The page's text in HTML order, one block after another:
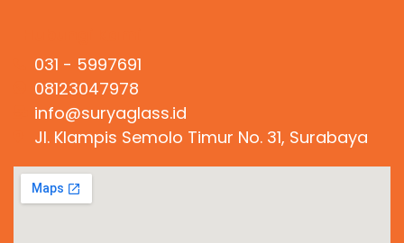
031 - 5997691
08123047978
info@suryaglass.id
Jl. Klampis Semolo Timur No. 31, Surabaya